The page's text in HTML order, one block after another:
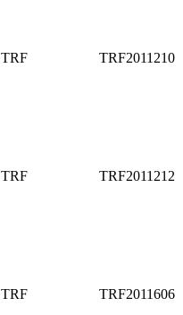
TRF TRF2011210
TRF TRF2011212
TRF TRF2011606